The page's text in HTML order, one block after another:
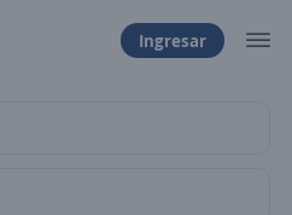
Ingresar